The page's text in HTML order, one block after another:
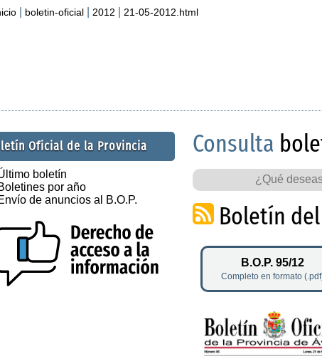
boletin-oficial 2012 21-05-2012.html
Oficial de la Provincia
boletín
por año
de anuncios al B.O.P.
Consulta
Boletín del
B.O.P. 95/12
Completo en formato